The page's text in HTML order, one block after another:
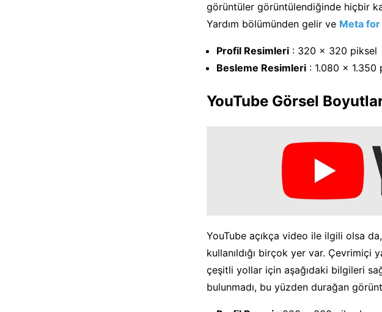
görüntüler görüntülendiğinde hiçbir
Yardım bölümünden gelir ve Meta
Profil Resimleri : 320 x 320 piksel
Besleme Resimleri : 1.080 x 1.350
YouTube Görsel
YouTube açıkça video ile ilgili olsa
kullanıldığı birçok yer var. Çevrimiçi
çeşitli yollar için aşağıdaki bilgileri
bulunmadı, bu yüzden durağan